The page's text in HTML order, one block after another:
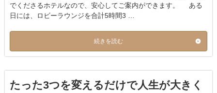
でくださるホテルなので、安心してご案内ができます。 ある
日には、ロビーラウンジを合計5時間3 …
続きを読む
たった3つを変えるだけで人生が大きく